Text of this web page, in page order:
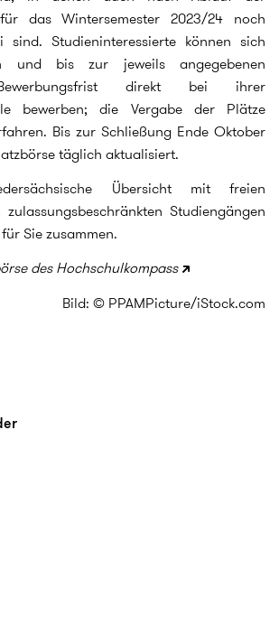
das Wintersemester 2023/24 noch
sind. Studieninteressierte können sich
und bis zur jeweils angegebenen
direkt bei ihrer
bewerben; die Vergabe der Plätze
Bis zur Schließung Ende Oktober
täglich aktualisiert.
Übersicht mit freien
Studiengängen
für Sie zusammen.
des Hochschulkompass
Bild: © PPAMPicture/iStock.com